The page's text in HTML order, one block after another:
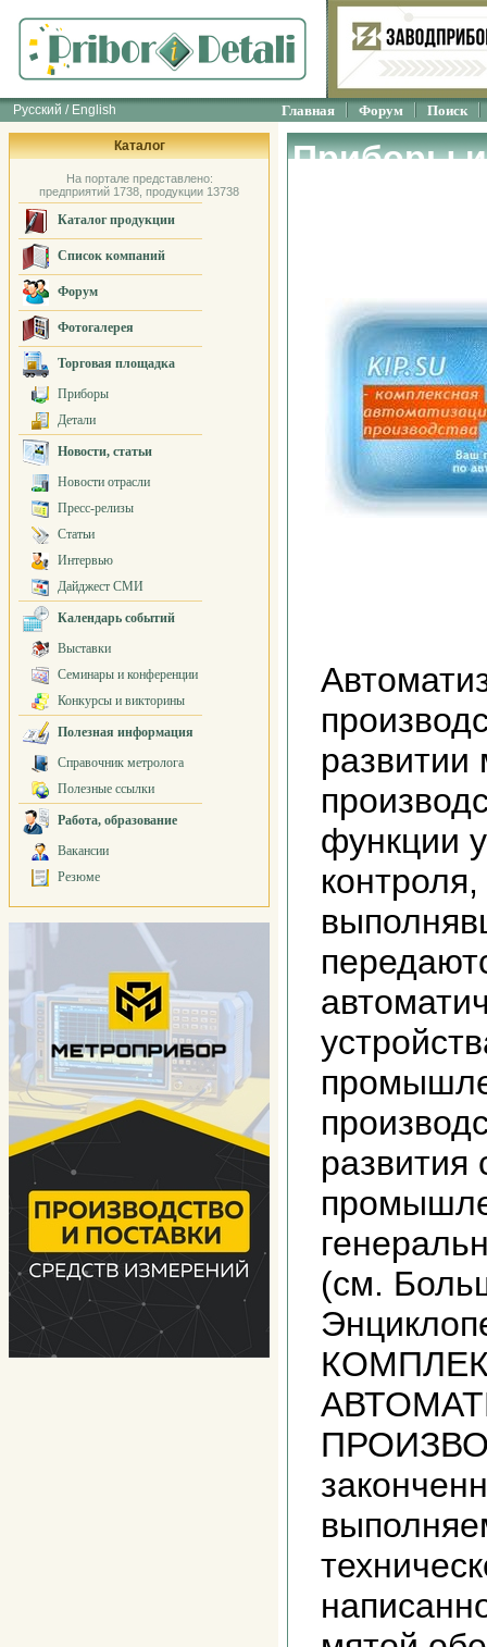
Русский / English Главная Форум Поиск
Каталог
На портале представлено:
предприятий 1738, продукции 13738
Каталог продукции
Список компаний
Форум
Фотогалерея
Торговая площадка
Приборы
Детали
Новости, статьи
Новости отрасли
Пресс-релизы
Статьи
Интервью
Дайджест СМИ
Календарь событий
Выставки
Семинары и конференции
Конкурсы и викторины
Полезная информация
Справочник метролога
Полезные ссылки
Работа, образование
Вакансии
Резюме
Приборы
функции
развития
(см.